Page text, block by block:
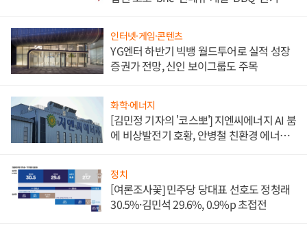
인터넷·게임·콘텐츠
YG엔터 하반기 빅뱅 월드투어로 실적 성장
증권가 전망, 신인 보이그룹도 주목
화학·에너지
[김민정 기자의 '코스뽀'] 지엔씨에너지 AI 붐
에 비상발전기 호황, 안병철 친환경 에너지
정치
[여론조사꽃] 민주당 당대표 선호도 정청래
30.5%·김민석 29.6%, 0.9%p 초접전